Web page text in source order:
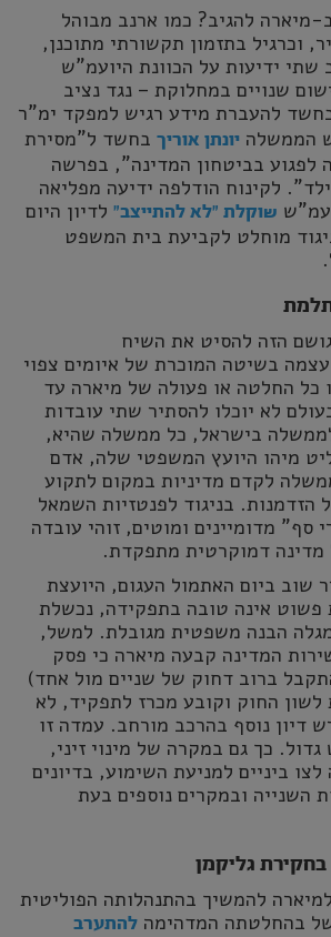
מיארה להגיב? כמו ארנב מבוהל
וכרגיל בתזמון תקשורתי מתוכנן,
שתי ידיעות על הכוונת היועמ"ש
שנויים במחלוקת – נגד נציב
להעברת מידע רגיש למפקד ימ"ר
הממשלה יונתן אוריך בחשד ל"מסירת
לפגוע בביטחון המדינה", בפרשה
לקינוח הודלפה ידיעה מפליאה
שוקלת "לא להתייצב" לדיון היום
מוחלט לקביעת בית המשפט
הזה להסיט את השיח
בשיטה המוכרת של איומים צפוי
כל החלטה או פעולה של מיארה עד
לא יוכלו להסתיר שתי עובדות
בישראל, כל ממשלה שהיא,
מיהו היועץ המשפטי שלה, אדם
לקדם מדיניות במקום לתקוע
הזדמנות. בניגוד לפנטזיות השמאל
סף" מדומיינים ומוטים, זוהי עובדה
מדינה דמוקרטית מתפקדת.
שוב ביום האתמול העגום, היועצת
פשוט אינה טובה בתפקידה, נכשלת
הבנה משפטית מגובלת. למשל,
שירות המדינה קבעה מיארה כי פסק
ברוב דחוק של שניים מול אחד)
החוק וקובע מכרז לתפקיד, לא
דיון נוסף בהרכב מורחב. עמדה זו
כך גם במקרה של מינוי זיני,
ביניים למניעת השימוע, בדיונים
השנייה ובמקרים נוספים בעת
גליקמן
להמשיך בהתנהלותה הפוליטית
בהחלטתה המדהימה להתערב